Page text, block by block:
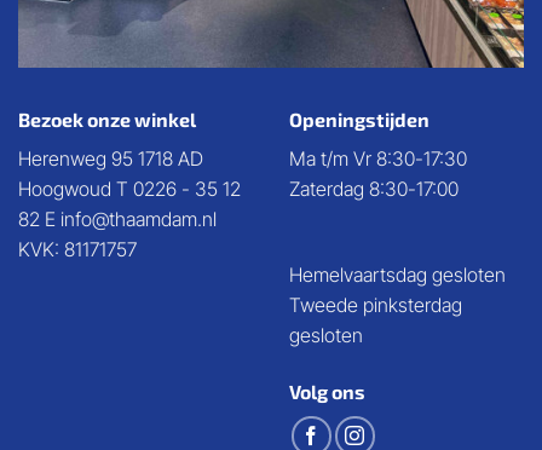
Bezoek onze winkel
Herenweg 95 1718 AD
Hoogwoud T 0226 - 35 12
82 E info@thaamdam.nl
KVK: 81171757
Openingstijden
Ma t/m Vr 8:30-17:30
Zaterdag 8:30-17:00
Hemelvaartsdag gesloten
Tweede pinksterdag
gesloten
Volg ons